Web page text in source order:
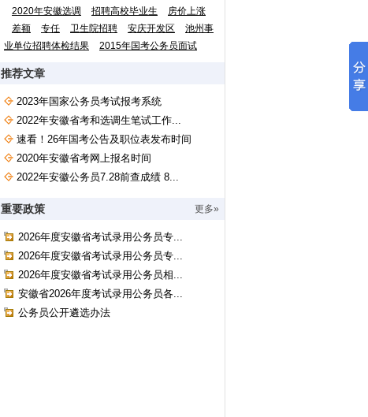
2020年安徽选调
招聘高校毕业生
房价上涨
差额
专任 卫生院招聘 安庆开发区
池州事
业单位招聘体检结果
2015年国考公务员面试
推荐文章
2023年国家公务员考试报考系统
2022年安徽省考和选调生笔试工作...
速看！26年国考公告及职位表发布时间
2020年安徽省考网上报名时间
2022年安徽公务员7.28前查成绩 8...
重要政策 更多»
2026年度安徽省考试录用公务员专...
2026年度安徽省考试录用公务员专...
2026年度安徽省考试录用公务员相...
安徽省2026年度考试录用公务员各...
公务员公开遴选办法